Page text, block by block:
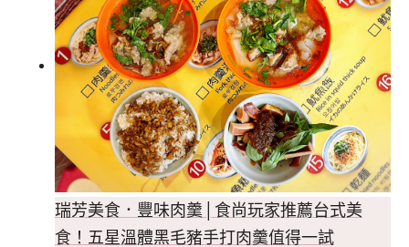
瑞芳美食．豐味肉羹│食尚玩家推薦台式美
食！五星溫體黑毛豬手打肉羹值得一試